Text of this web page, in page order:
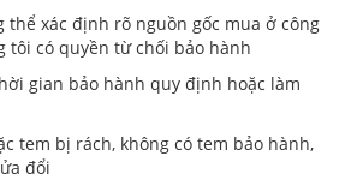
thể xác định rõ nguồn gốc mua ở công
tôi có quyền từ chối bảo hành
gian bảo hành quy định hoặc làm
tem bị rách, không có tem bảo hành,
đổi